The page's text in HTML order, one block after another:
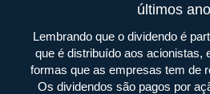
últimos
Lembrando que o dividendo é
que é distribuído aos acionistas,
formas que as empresas tem de
Os dividendos são pagos por